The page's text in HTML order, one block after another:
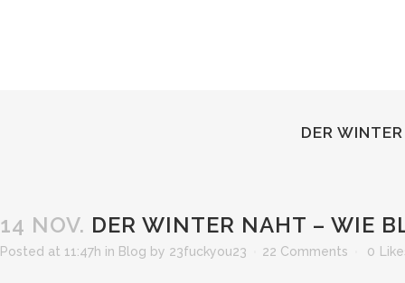
DER
14 NOV. DER WINTER NAHT – WIE
Posted at 11:47h in Blog by 23fuckyou23 22 Comments 0